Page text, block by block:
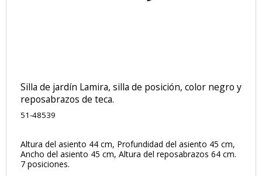
Silla de jardín Lamira, silla de posición, color negro y
reposabrazos de teca.
51-48539
Altura del asiento 44 cm, Profundidad del asiento 45 cm,
Ancho del asiento 45 cm, Altura del reposabrazos 64 cm.
7 posiciones.